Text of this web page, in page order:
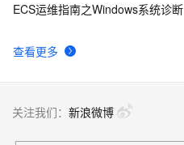
查看更多
ECS运维指南之Windows系统诊断
关注我们： 新浪微博